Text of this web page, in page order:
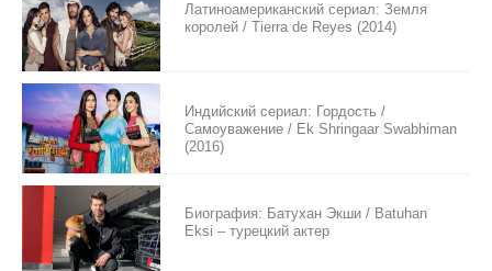
Латиноамериканский сериал: Земля
королей / Tierra de Reyes (2014)
Индийский сериал: Гордость /
Самоуважение / Ek Shringaar Swabhiman
(2016)
Биография: Батухан Экши / Batuhan
Eksi – турецкий актер